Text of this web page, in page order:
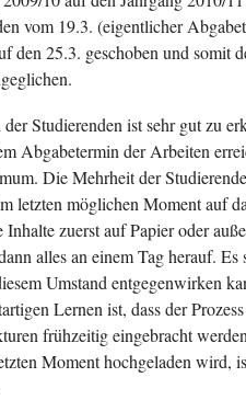
vom 19.3. (eigentlicher
den 25.3. geschoben und somit
Studierenden ist sehr gut zu
Abgabetermin der Arbeiten
Die Mehrheit der
letzten möglichen Moment auf
Inhalte zuerst auf Papier oder
alles an einem Tag herauf. Es
Umstand entgegenwirken
Lernen ist, dass der
frühzeitig eingebracht
Moment hochgeladen wird,